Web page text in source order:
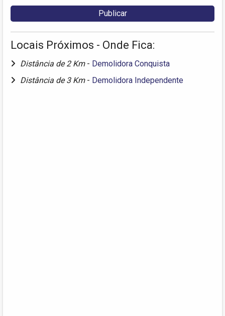
Locais Próximos - Onde Fica:
Distância de 2 Km - Demolidora Conquista
Distância de 3 Km - Demolidora Independente